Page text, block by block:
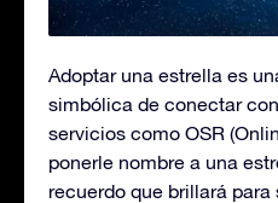
Adoptar una estrella es
simbólica de conectar
servicios como OSR
ponerle nombre a una
recuerdo que brillará